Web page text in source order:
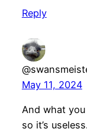
Reply
May 11, 2024
And what
so it’s